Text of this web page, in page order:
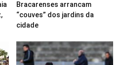
Bracarenses arrancam
“couves” dos jardins da
cidade